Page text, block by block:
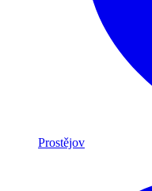
Prostějov